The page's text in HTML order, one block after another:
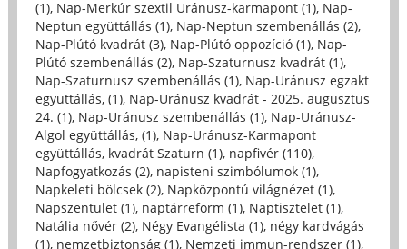
(1), Nap-Merkúr szextil Uránusz-karmapont (1), Nap-
Neptun együttállás (1), Nap-Neptun szembenállás (2),
Nap-Plútó kvadrát (3), Nap-Plútó oppozíció (1), Nap-
Plútó szembenállás (2), Nap-Szaturnusz kvadrát (1),
Nap-Szaturnusz szembenállás (1), Nap-Uránusz egzakt
együttállás, (1), Nap-Uránusz kvadrát - 2025. augusztus
24. (1), Nap-Uránusz szembenállás (1), Nap-Uránusz-
Algol együttállás, (1), Nap-Uránusz-Karmapont
együttállás, kvadrát Szaturn (1), napfivér (110),
Napfogyatkozás (2), napisteni szimbólumok (1),
Napkeleti bölcsek (2), Napközpontú világnézet (1),
Napszentület (1), naptárreform (1), Naptisztelet (1),
Natália nővér (2), Négy Evangélista (1), négy kardvágás
(1), nemzetbiztonság (1), Nemzeti immun-rendszer (1),